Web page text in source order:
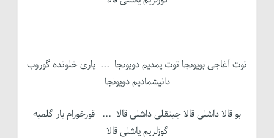
توت آغاجی بویونجا توت یمدیم دویونجا ... یاری خلوتده گوروب
دانیشمادیم دویونجا
بو قالا داشلی قالا جینقلی داشلی قالا ... قورخورام یار گلمیه
گوزلریم یاشلی قالا